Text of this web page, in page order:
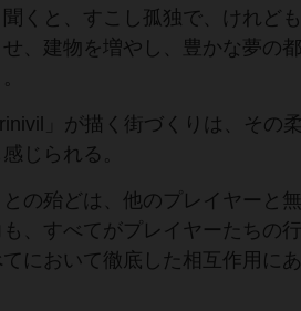
くと、すこし孤独で、けれど
、建物を増やし、豊かな夢の
」が描く街づくりは、その
じられる。
の殆どは、他のプレイヤーと
、すべてがプレイヤーたちの
において徹底した相互作用に